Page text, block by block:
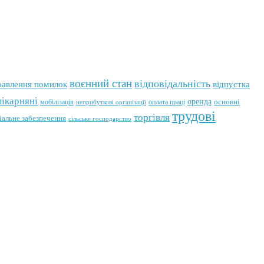
помилок воєнний стан відповідальність відпустка
мобілізація неприбуткові організації оплата праці оренда основні
забезпечення сільське господарство торгівля трудові